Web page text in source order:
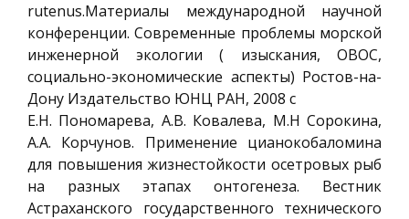
rutenus.Материалы международной научной
конференции. Современные проблемы морской
инженерной экологии ( изыскания, ОВОС,
социально-экономические аспекты) Ростов-на-
Дону Издательство ЮНЦ РАН, 2008 с
Е.Н. Пономарева, А.В. Ковалева, М.Н Сорокина,
А.А. Корчунов. Применение цианокобаломина
для повышения жизнестойкости осетровых рыб
на разных этапах онтогенеза. Вестник
Астраханского государственного технического